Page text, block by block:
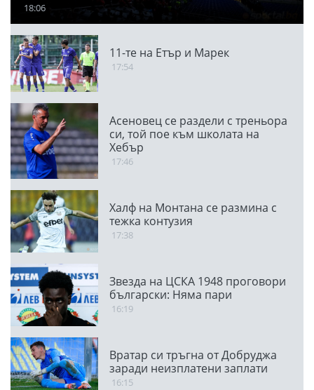
18:06
11-те на Етър и Марек
17:54
Асеновец се раздели с треньора
си, той пое към школата на
Хебър
17:46
Халф на Монтана се размина с
тежка контузия
17:38
Звезда на ЦСКА 1948 проговори
български: Няма пари
16:19
Вратар си тръгна от Добруджа
заради неизплатени заплати
16:15